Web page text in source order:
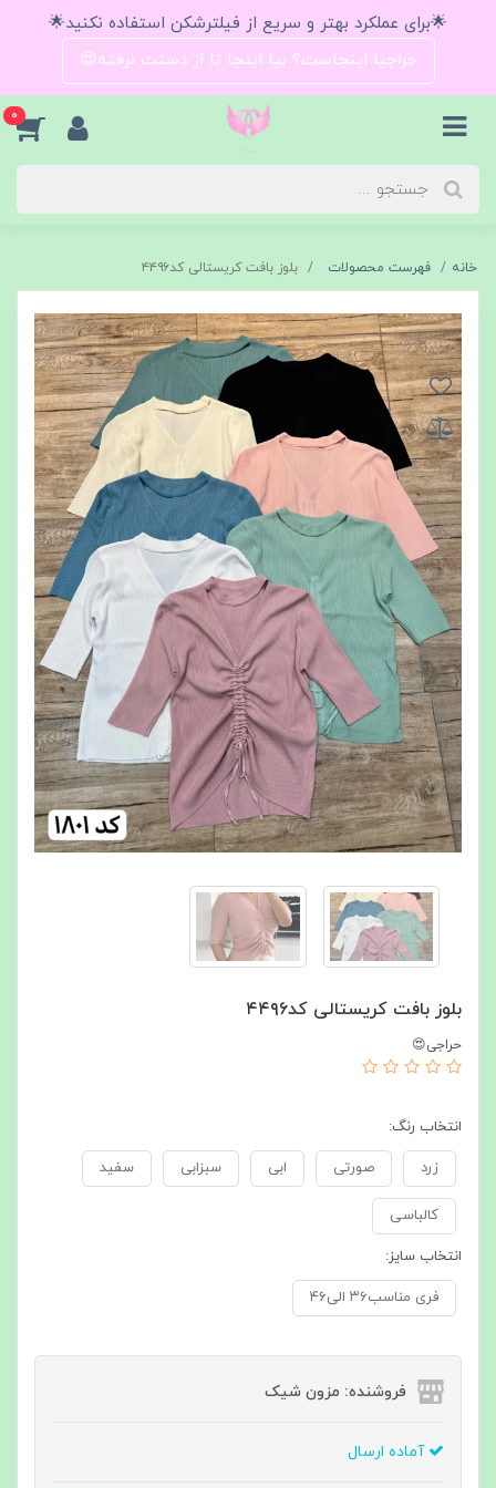
🌟برای عملکرد بهتر و سریع از فیلترشکن استفاده نکنید🌟
حراجیا اینجاست؟ بیا اینجا تا از دستت نرفته😍
0
خانه فهرست محصولات بلوز بافت کریستالی کد۴۴۹۶
بلوز بافت کریستالی کد۴۴۹۶
حراجی😍
انتخاب رنگ:
زرد صورتی ابی سبزابی سفید
کالباسی
انتخاب سایز:
فری مناسب۳۶ الی۴۶
فروشنده: مزون شیک
آماده ارسال